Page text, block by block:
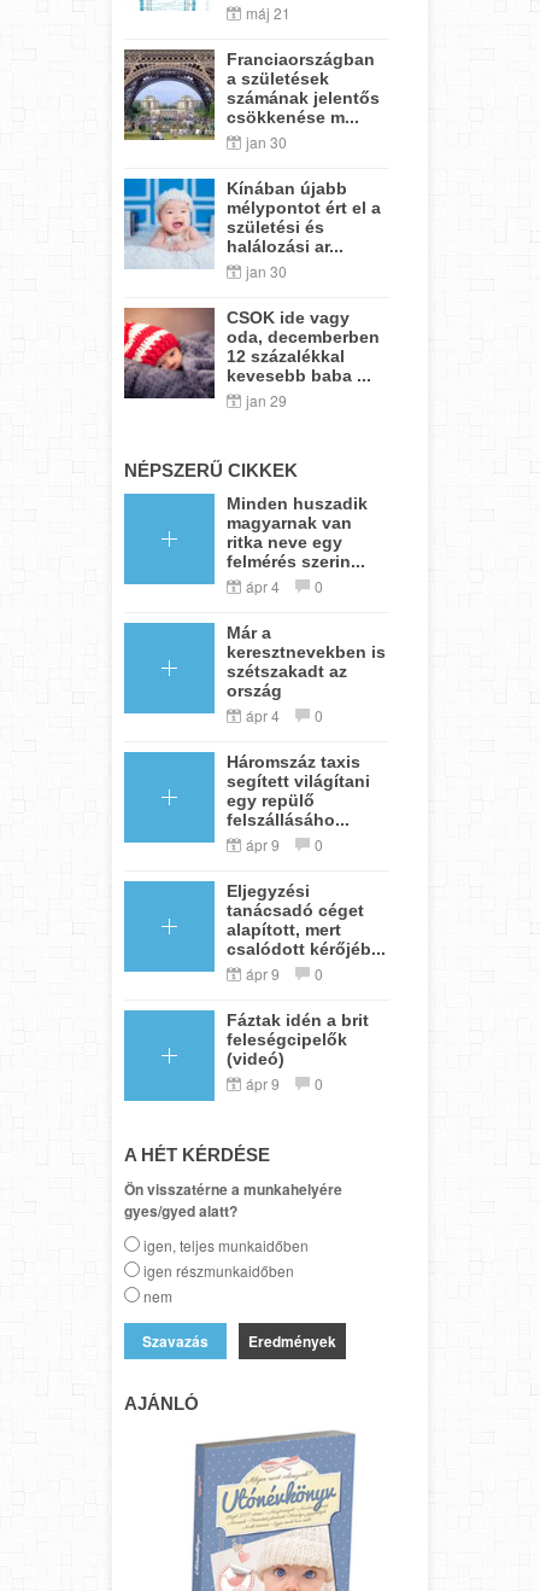
máj 21
Franciaországban
a születések
számának jelentős
csökkenése m...
jan 30
Kínában újabb
mélypontot ért el a
születési és
halálozási ar...
jan 30
CSOK ide vagy
oda, decemberben
12 százalékkal
kevesebb baba ...
jan 29
NÉPSZERŰ CIKKEK
Minden huszadik
magyarnak van
ritka neve egy
felmérés szerin...
ápr 4 0
Már a
keresztnevekben is
szétszakadt az
ország
ápr 4 0
Háromszáz taxis
segített világítani
egy repülő
felszállásáho...
ápr 9 0
Eljegyzési
tanácsadó céget
alapított, mert
csalódott kérőjéb...
ápr 9 0
Fáztak idén a brit
feleségcipelők
(videó)
ápr 9 0
A HÉT KÉRDÉSE
Ön visszatérne a munkahelyére
gyes/gyed alatt?
igen, teljes munkaidőben
igen részmunkaidőben
nem
Eredmények
AJÁNLÓ